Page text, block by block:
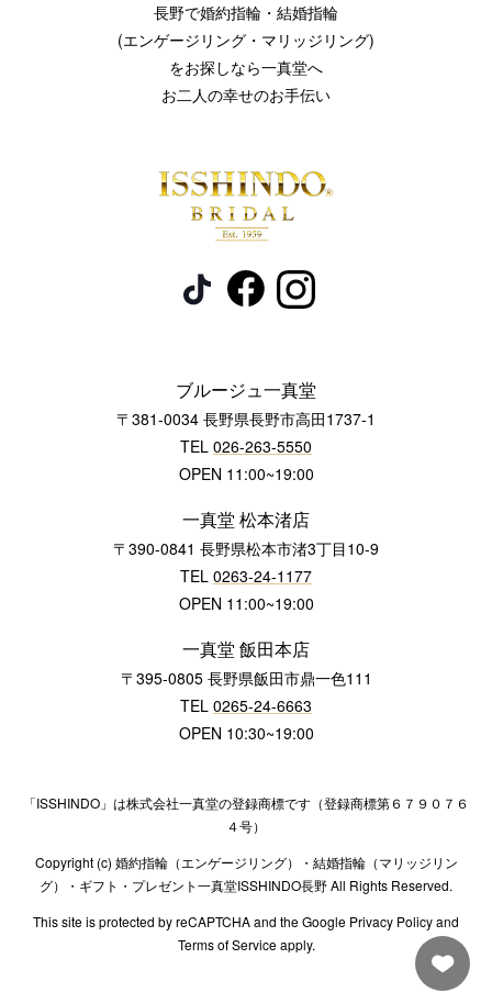
長野で婚約指輪・結婚指輪
(エンゲージリング・マリッジリング)
をお探しなら一真堂へ
お二人の幸せのお手伝い
ブルージュ一真堂
〒381-0034 長野県長野市高田1737-1
TEL 026-263-5550
OPEN 11:00~19:00
一真堂 松本渚店
〒390-0841 長野県松本市渚3丁目10-9
TEL 0263-24-1177
OPEN 11:00~19:00
一真堂 飯田本店
〒395-0805 長野県飯田市鼎一色111
TEL 0265-24-6663
OPEN 10:30~19:00
「ISSHINDO」は株式会社一真堂の登録商標です（登録商標第６７９０７６
４号）
Copyright (c) 婚約指輪（エンゲージリング）・結婚指輪（マリッジリン
グ）・ギフト・プレゼント一真堂ISSHINDO長野 All Rights Reserved.
This site is protected by reCAPTCHA and the Google Privacy Policy and
Terms of Service apply.